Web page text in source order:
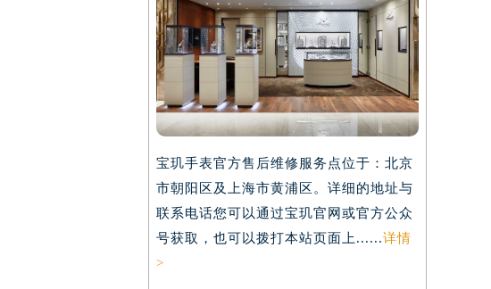
宝玑手表官方售后维修服务点位于：北京
市朝阳区及上海市黄浦区。详细的地址与
联系电话您可以通过宝玑官网或官方公众
号获取，也可以拨打本站页面上......详情
>